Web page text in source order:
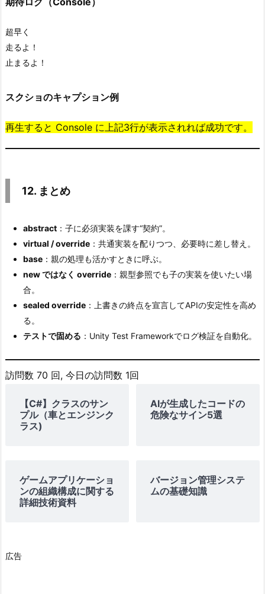
超早く
走るよ！
止まるよ！
スクショのキャプション例
再生すると Console に上記3行が表示されれば成功です。
12. まとめ
abstract ：子に必須実装を課す“契約”。
virtual / override ：共通実装を配りつつ、必要時に差し替え。
base ：親の処理も活かすときに呼ぶ。
new ではなく override ：親型参照でも子の実装を使いたい場
合。
sealed override ：上書きの終点を宣言してAPIの安定性を高め
る。
テストで固める ：Unity Test Frameworkでログ検証を自動化。
訪問数 70 回, 今日の訪問数 1回
【C#】クラスのサン
プル（車とエンジンク
ラス)
AIが生成したコードの
危険なサイン5選
ゲームアプリケーショ
ンの組織構成に関する
詳細技術資料
バージョン管理システ
ムの基礎知識
広告